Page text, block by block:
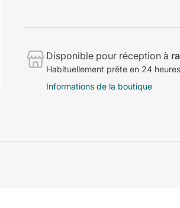
Disponible pour réception à
Habituellement prête en 24 heures
Informations de la boutique